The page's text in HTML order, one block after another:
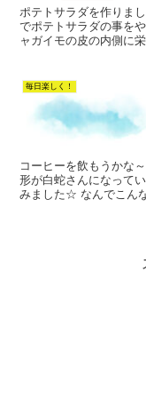
ポテトサラダを作りま
でポテトサラダの事を
ャガイモの皮の内側に
毎日楽しく！
コーヒーを飲もうかな
形が白蛇さんになって
みました☆ なんでこん